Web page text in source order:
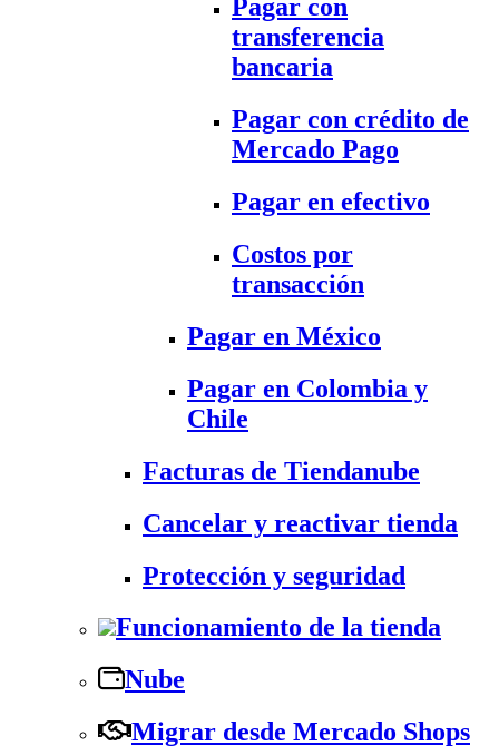
Pagar con
transferencia
bancaria
Pagar con crédito de
Mercado Pago
Pagar en efectivo
Costos por
transacción
Pagar en México
Pagar en Colombia y
Chile
Facturas de Tiendanube
Cancelar y reactivar tienda
Protección y seguridad
Funcionamiento de la tienda
Nube
Migrar desde Mercado Shops